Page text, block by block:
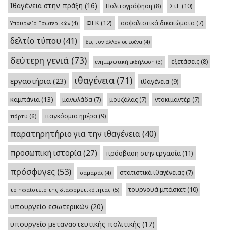
Ιθαγένεια στην πράξη (16) Πολιτογράφηση (8) ΣτΕ (10)
Υπουργείο Εσωτερικών (4) ΦΕΚ(12) ασφαλιστικά δικαιώματα (7)
δελτίο τύπου (41) δες τον άλλον σε εσένα (4)
δεύτερη γενιά (73) ενημερωτική εκδήλωση (3) εξετάσεις (8)
εργαστήρια (23) ιθαγένεια (71) ιθαγένεια(9)
καμπάνια(13) μανωλάδα (7) μουζάλας (7) ντοκιμαντέρ (7)
πάρτυ (6) παγκόσμια ημέρα(9)
παρατηρητήριο για την ιθαγένεια(40)
προσωπική ιστορία (27) πρόσβαση στην εργασία(11)
πρόσφυγες (53) σαμαράς (4) στατιστικά ιθαγένειας (7)
το ηφαίστειο της διαφορετικότητας (5) τουρνουά μπάσκετ(10)
υπουργείο εσωτερικών (20)
υπουργείο μεταναστευτικής πολιτικής (17)